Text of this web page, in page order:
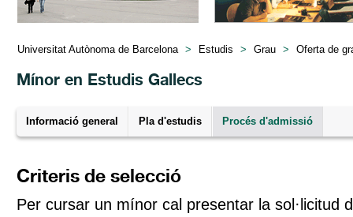
Universitat Autònoma de Barcelona > Estudis > Grau > Oferta de
Mínor en Estudis Gallecs
Informació general Pla d'estudis Procés d'admissió
Criteris de selecció
Per cursar un mínor cal presentar la sol·licitud